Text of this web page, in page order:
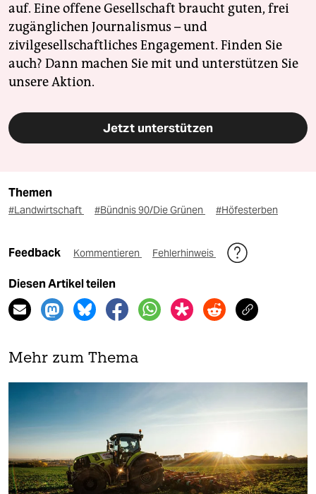
auf. Eine offene Gesellschaft braucht guten, frei
zugänglichen Journalismus – und
zivilgesellschaftliches Engagement. Finden Sie
auch? Dann machen Sie mit und unterstützen Sie
unsere Aktion.
Jetzt unterstützen
Themen
#Landwirtschaft #Bündnis 90/Die Grünen #Höfesterben
Feedback Kommentieren Fehlerhinweis
Diesen Artikel teilen
Mehr zum Thema